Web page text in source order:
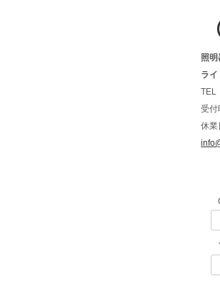
照
ラ
TEL
受付
休業